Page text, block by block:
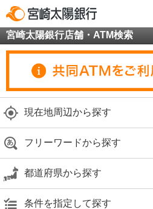
宮崎太陽銀行店舗・ATM検索
現在地周辺から探す
フリーワードから探す
都道府県から探す
条件を指定して探す